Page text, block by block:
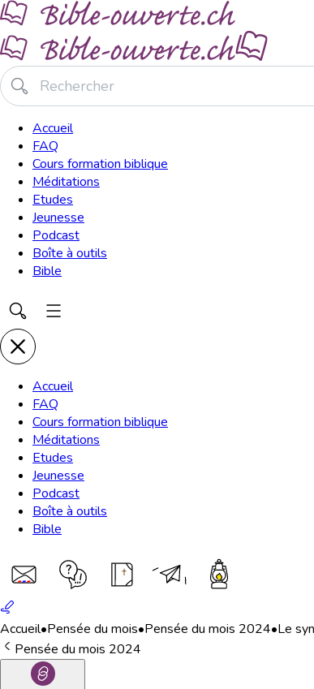
Accueil
FAQ
Cours formation biblique
Méditations
Etudes
Jeunesse
Podcast
Boîte à outils
Bible
Accueil
FAQ
Cours formation biblique
Méditations
Etudes
Jeunesse
Podcast
Boîte à outils
Bible
Accueil•Pensée du mois•Pensée du mois 2024•Le
Pensée du mois 2024